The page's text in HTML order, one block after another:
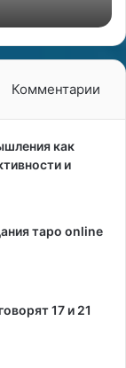
т
ь
и
Комментарии
как
и
таро online
17 и 21